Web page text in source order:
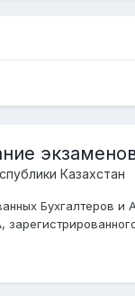
Казахстан
Бухгалтеров